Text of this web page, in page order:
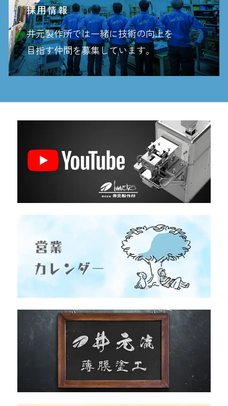
採用情報
井元製作所では一緒に技術の向上を
目指す仲間を募集しています。